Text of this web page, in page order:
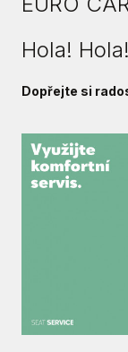
Hola!
Dopřejte si